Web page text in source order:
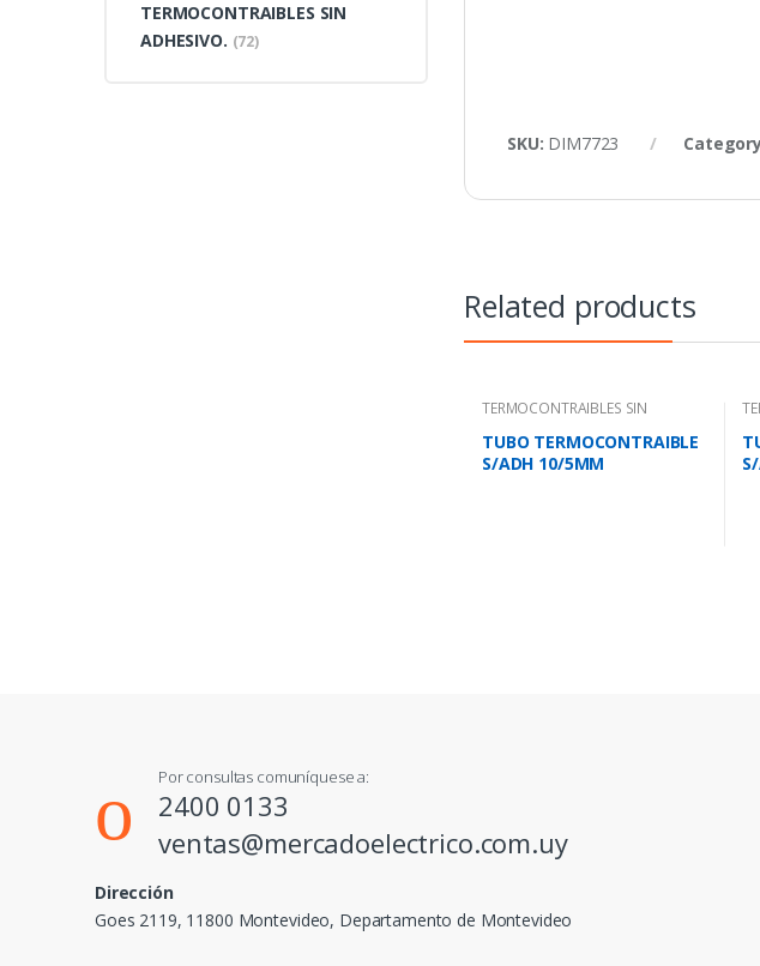
SKU: DIM7723
Related products
TERMOCONTRAIBLES SIN
TUBO TERMOCONTRAIBLE
S/ADH 10/5MM
TERMOCONTRAIBLES SIN
ADHESIVO. (72)
Por consultas comuníquese a:
2400 0133
ventas@mercadoelectrico.com.uy
Dirección
Goes 2119, 11800 Montevideo, Departamento de Montevideo